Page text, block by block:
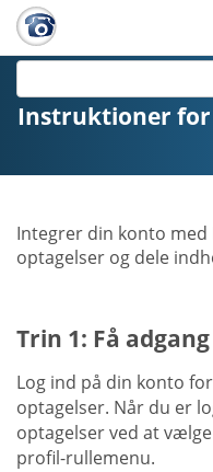
Instruktioner
Integrer din konto
optagelser og dele
Trin 1: Få
Log ind på din konto
optagelser. Når du er
optagelser ved at vælge
profil-rullemenu.